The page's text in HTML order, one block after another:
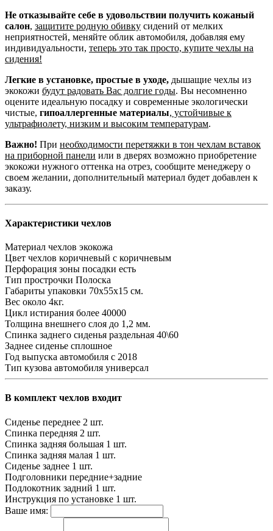
Не отказывайте себе в удовольствии получить кожаный
салон, защитите родную обивку сидений от мелких
неприятностей, меняйте облик автомобиля, добавляя ему
индивидуальности, теперь это так просто, купите чехлы на
сидения!
Легкие в установке, простые в уходе, дышащие чехлы из
экокожи будут радовать Вас долгие годы. Вы несомненно
оцените идеальную посадку и современные экологически
чистые, гипоаллергенные материалы, устойчивые к
ультрафиолету, низким и высоким температурам.
Важно! При необходимости перетяжки в тон чехлам вставок
на приборной панели или в дверях возможно приобретение
экокожи нужного оттенка на отрез, сообщите менеджеру о
своем желании, дополнительный материал будет добавлен к
заказу.
Характеристики чехлов
Материал чехлов экокожа
Цвет чехлов коричневый с коричневым
Перфорация зоны посадки есть
Тип прострочки Полоска
Габариты упаковки 70х55х15 см.
Вес около 4кг.
Цикл истирания более 40000
Толщина внешнего слоя до 1,2 мм.
Спинка заднего сиденья раздельная 40\60
Заднее сиденье сплошное
Год выпуска автомобиля с 2018
Тип кузова автомобиля универсал
В комплект чехлов входит
Сиденье переднее 2 шт.
Спинка передняя 2 шт.
Спинка задняя большая 1 шт.
Спинка задняя малая 1 шт.
Сиденье заднее 1 шт.
Подголовники передние+задние
Подлокотник задний 1 шт.
Инструкция по установке 1 шт.
Ваше имя: